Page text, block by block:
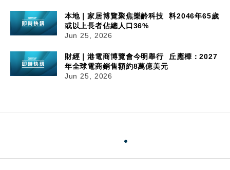
本地｜家居博覽聚焦樂齡科技 料2046年65歲
或以上長者佔總人口36%
Jun 25, 2026
財經｜港電商博覽會今明舉行 丘應樺：2027
年全球電商銷售額約8萬億美元
Jun 25, 2026